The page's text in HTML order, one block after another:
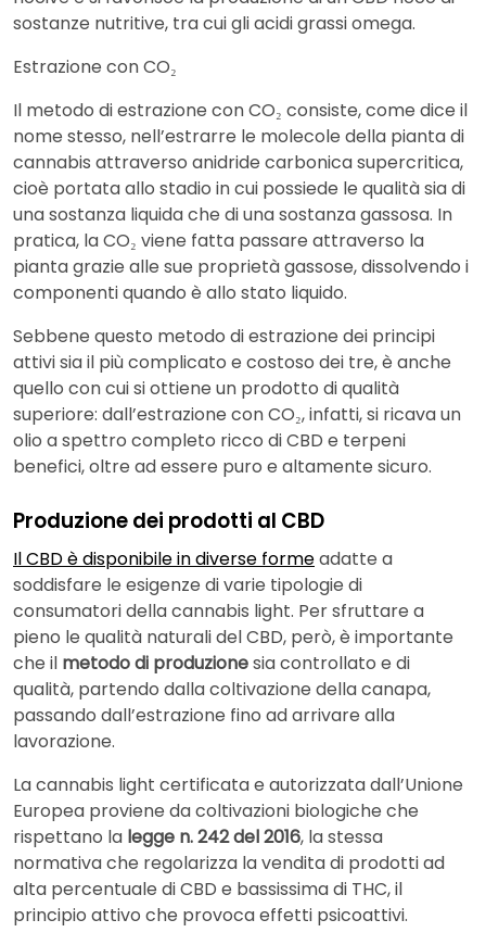
sostanze nutritive, tra cui gli acidi grassi omega.
Estrazione con CO₂
Il metodo di estrazione con CO₂ consiste, come dice il
nome stesso, nell’estrarre le molecole della pianta di
cannabis attraverso anidride carbonica supercritica,
cioè portata allo stadio in cui possiede le qualità sia di
una sostanza liquida che di una sostanza gassosa. In
pratica, la CO₂ viene fatta passare attraverso la
pianta grazie alle sue proprietà gassose, dissolvendo i
componenti quando è allo stato liquido.
Sebbene questo metodo di estrazione dei principi
attivi sia il più complicato e costoso dei tre, è anche
quello con cui si ottiene un prodotto di qualità
superiore: dall’estrazione con CO₂, infatti, si ricava un
olio a spettro completo ricco di CBD e terpeni
benefici, oltre ad essere puro e altamente sicuro.
Produzione dei prodotti al CBD
Il CBD è disponibile in diverse formeadatte a
soddisfare le esigenze di varie tipologie di
consumatori della cannabis light. Per sfruttare a
pieno le qualità naturali del CBD, però, è importante
che il metodo di produzionesia controllato e di
qualità, partendo dalla coltivazione della canapa,
passando dall’estrazione fino ad arrivare alla
lavorazione.
La cannabis light certificata e autorizzata dall’Unione
Europea proviene da coltivazioni biologiche che
rispettano la legge n. 242 del 2016, la stessa
normativa che regolarizza la vendita di prodotti ad
alta percentuale di CBD e bassissima di THC, il
principio attivo che provoca effetti psicoattivi.